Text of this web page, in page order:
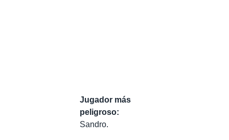
Jugador más
peligroso:
Sandro.